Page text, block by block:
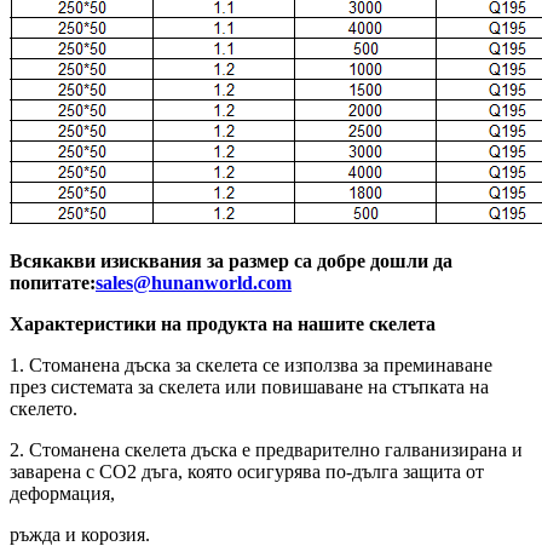
Всякакви изисквания за размер са добре дошли да
попитате:sales@hunanworld.com
Характеристики на продукта на нашите скелета
1. Стоманена дъска за скелета се използва за преминаване
през системата за скелета или повишаване на стъпката на
скелето.
2. Стоманена скелета дъска е предварително галванизирана и
заварена с CO2 дъга, която осигурява по-дълга защита от
деформация,
ръжда и корозия.